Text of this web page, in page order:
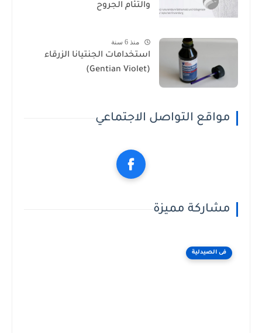
والتئام الجروح
منذ 6 سنة
استخدامات الجنتيانا الزرقاء
(Gentian Violet)
مواقع التواصل الاجتماعي
مشاركة مميزة
فى الصيدلية